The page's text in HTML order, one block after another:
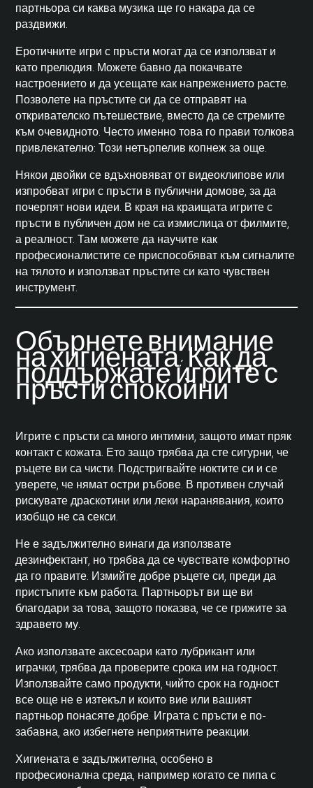
партньора си каква музика ще го накара да се
раздвижи.
Еротичните игри с пръсти могат да се използват и
като прелюдия. Можете бавно да покачвате
настроението и да усещате как напрежението расте.
Позволете на пръстите си да се отправят на
откривателско пътешествие, вместо да се стремите
към очевидното. Често именно това го прави толкова
привлекателно: Този нетърпелив копнеж за още.
Някои двойки се вдъхновяват от видеоклипове или
изпробват игри с пръсти в публични домове, за да
почерпят нови идеи. В края на краищата игрите с
пръсти в публичен дом не са измислица от филмите,
а реалност. Там можете да научите как
професионалистите се приспособяват към сигналите
на тялото и използват пръстите си като чувствен
инструмент.
Обърнете внимание
на хигиената: Как да
поддържате игрите с
пръсти спокойни
Игрите с пръсти са много интимни, защото имат пряк
контакт с кожата. Ето защо трябва да сте сигурни, че
ръцете ви са чисти. Подстригвайте ноктите си и се
уверете, че нямат остри ръбове. В противен случай
рискувате драскотини или леки наранявания, които
изобщо не са секси.
Не е задължително винаги да използвате
дезинфектант, но трябва да се чувствате комфортно
да го правите. Измийте добре ръцете си, преди да
пристъпите към работа. Партньорът ви ще ви
благодари за това, защото показва, че се грижите за
здравето му.
Ако използвате аксесоари като лубрикант или
играчки, трябва да проверите срока им на годност.
Използвайте само продукти, чийто срок на годност
все още не е изтекъл и които вие или вашият
партньор понасяте добре. Играта с пръсти е по-
забавна, ако избегнете неприятните реакции.
Хигиената е задължителна, особено в
професионална среда, например когато се пипа с